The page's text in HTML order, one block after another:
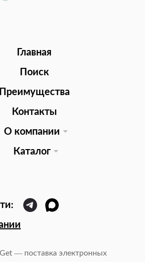
Главная
Поиск
Преимущества
Контакты
О компании
Каталог
— поставка электронных